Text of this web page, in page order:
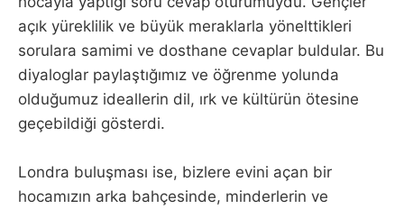
açık yüreklilik ve büyük meraklarla yönelttikleri
sorulara samimi ve dosthane cevaplar buldular. Bu
diyaloglar paylaştığımız ve öğrenme yolunda
olduğumuz ideallerin dil, ırk ve kültürün ötesine
geçebildiği gösterdi.
Londra buluşması ise, bizlere evini açan bir
hocamızın arka bahçesinde, minderlerin ve